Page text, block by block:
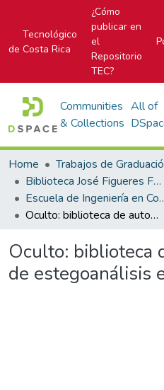
Tecnológico
de Costa Rica
¿Cómo
publicar en
el
Repositorio
TEC?
Communities
& Collections
All of
Home
Trabajos de
Biblioteca José Figueres Ferrer
Escuela de
Oculto: biblioteca de automatización de estegoanálisis en imágenes
Oculto: biblioteca
de estegoanálisis